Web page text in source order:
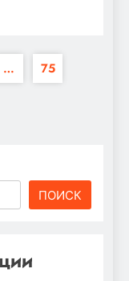
… 75
ПОИСК